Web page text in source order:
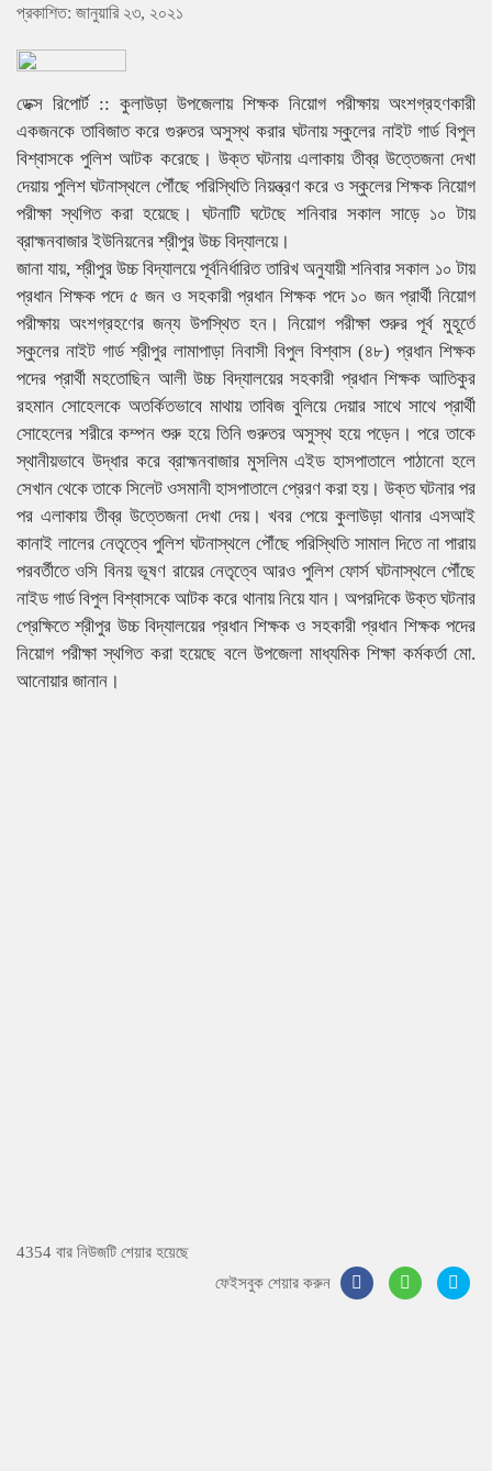
প্রকাশিত: জানুয়ারি ২৩, ২০২১
ডেক্স রিপোর্ট :: কুলাউড়া উপজেলায় শিক্ষক নিয়োগ পরীক্ষায় অংশগ্রহণকারী
একজনকে তাবিজাত করে গুরুতর অসুস্থ করার ঘটনায় স্কুলের নাইট গার্ড বিপুল
বিশ্বাসকে পুলিশ আটক করেছে। উক্ত ঘটনায় এলাকায় তীব্র উত্তেজনা দেখা
দেয়ায় পুলিশ ঘটনাস্থলে পৌঁছে পরিস্থিতি নিয়ন্ত্রণ করে ও স্কুলের শিক্ষক নিয়োগ
পরীক্ষা স্থগিত করা হয়েছে। ঘটনাটি ঘটেছে শনিবার সকাল সাড়ে ১০ টায়
ব্রাহ্মনবাজার ইউনিয়নের শ্রীপুর উচ্চ বিদ্যালয়ে।
জানা যায়, শ্রীপুর উচ্চ বিদ্যালয়ে পূর্বনির্ধারিত তারিখ অনুযায়ী শনিবার সকাল ১০ টায়
প্রধান শিক্ষক পদে ৫ জন ও সহকারী প্রধান শিক্ষক পদে ১০ জন প্রার্থী নিয়োগ
পরীক্ষায় অংশগ্রহণের জন্য উপস্থিত হন। নিয়োগ পরীক্ষা শুরুর পূর্ব মুহূর্তে
স্কুলের নাইট গার্ড শ্রীপুর লামাপাড়া নিবাসী বিপুল বিশ্বাস (৪৮) প্রধান শিক্ষক
পদের প্রার্থী মহতোছিন আলী উচ্চ বিদ্যালয়ের সহকারী প্রধান শিক্ষক আতিকুর
রহমান সোহেলকে অতর্কিতভাবে মাথায় তাবিজ বুলিয়ে দেয়ার সাথে সাথে প্রার্থী
সোহেলের শরীরে কম্পন শুরু হয়ে তিনি গুরুতর অসুস্থ হয়ে পড়েন। পরে তাকে
স্থানীয়ভাবে উদ্ধার করে ব্রাহ্মনবাজার মুসলিম এইড হাসপাতালে পাঠানো হলে
সেখান থেকে তাকে সিলেট ওসমানী হাসপাতালে প্রেরণ করা হয়। উক্ত ঘটনার পর
পর এলাকায় তীব্র উত্তেজনা দেখা দেয়। খবর পেয়ে কুলাউড়া থানার এসআই
কানাই লালের নেতৃত্বে পুলিশ ঘটনাস্থলে পৌঁছে পরিস্থিতি সামাল দিতে না পারায়
পরবর্তীতে ওসি বিনয় ভূষণ রায়ের নেতৃত্বে আরও পুলিশ ফোর্স ঘটনাস্থলে পৌঁছে
নাইড গার্ড বিপুল বিশ্বাসকে আটক করে থানায় নিয়ে যান। অপরদিকে উক্ত ঘটনার
প্রেক্ষিতে শ্রীপুর উচ্চ বিদ্যালয়ের প্রধান শিক্ষক ও সহকারী প্রধান শিক্ষক পদের
নিয়োগ পরীক্ষা স্থগিত করা হয়েছে বলে উপজেলা মাধ্যমিক শিক্ষা কর্মকর্তা মো.
আনোয়ার জানান।
4354 বার নিউজটি শেয়ার হয়েছে
ফেইসবুক শেয়ার করুন